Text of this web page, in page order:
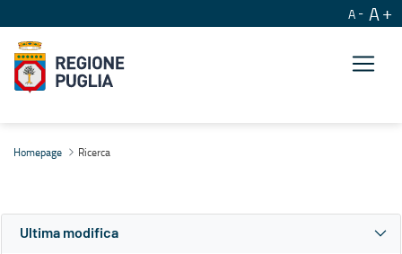
A A
Homepage Ricerca
Ultima modifica